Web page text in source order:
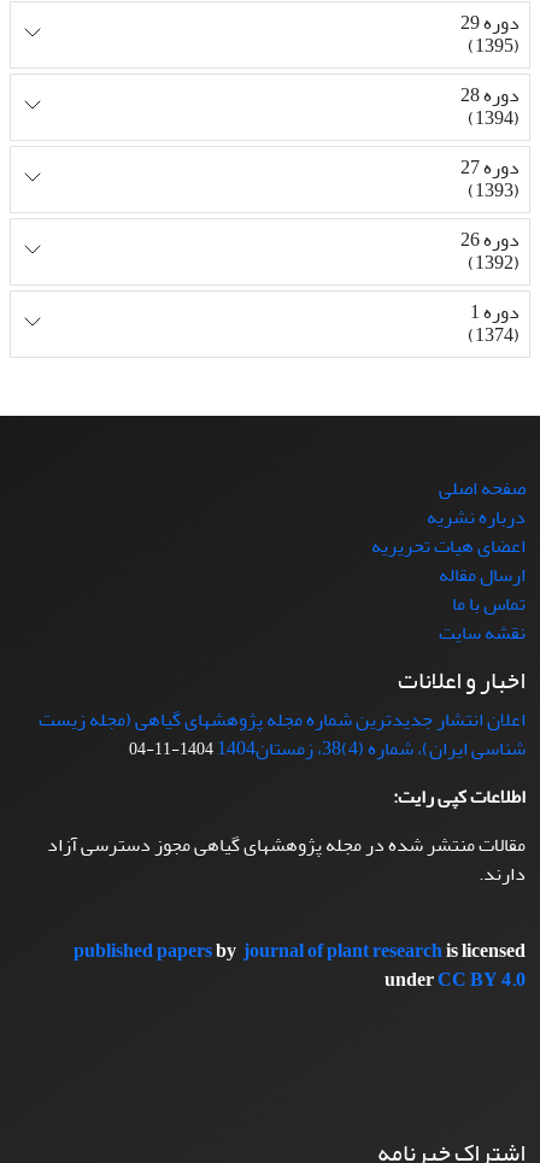
دوره 29
(1395)
دوره 28
(1394)
دوره 27
(1393)
دوره 26
(1392)
دوره 1
(1374)
صفحه اصلی
درباره نشریه
اعضای هیات تحریریه
ارسال مقاله
تماس با ما
نقشه سایت
اخبار و اعلانات
اعلان انتشار جدیدترین شماره مجله پژوهشهای گیاهی (مجله زیست
شناسی ایران)، شماره (4)38، زمستان1404
1404-11-04
اطلاعات کپی رایت:
مقالات منتشر شده در مجله پژوهشهای گیاهی مجوز دسترسی آزاد
دارند.
published papersbyjournal of plant researchis licensed
underCC BY 4.0
اشتراک خبرنامه